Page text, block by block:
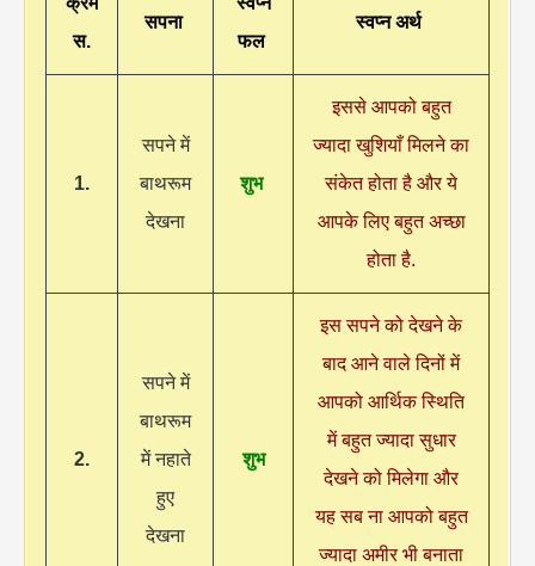
स.
सपना
फल
स्वप्न अर्थ
1.
सपने में
बाथरूम
देखना
शुभ
इससे आपको बहुत
ज्यादा खुशियाँ मिलने का
संकेत होता है और ये
आपके लिए बहुत अच्छा
होता है.
2.
सपने में
बाथरूम
में नहाते
हुए
देखना
शुभ
इस सपने को देखने के
बाद आने वाले दिनों में
आपको आर्थिक स्थिति
में बहुत ज्यादा सुधार
देखने को मिलेगा और
यह सब ना आपको बहुत
ज्यादा अमीर भी बनाता